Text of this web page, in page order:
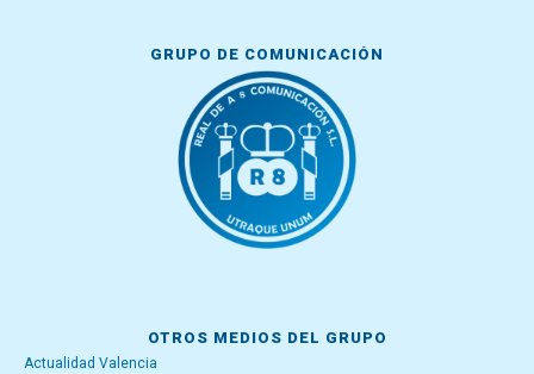
GRUPO DE COMUNICACIÓN
OTROS MEDIOS DEL GRUPO
Actualidad Valencia